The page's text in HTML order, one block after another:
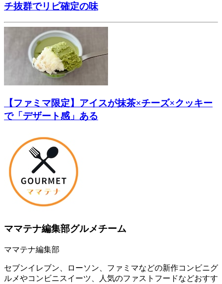
チ抜群でリピ確定の味
【ファミマ限定】アイスが抹茶×チーズ×クッキー
で「デザート感」ある
ママテナ編集部グルメチーム
ママテナ編集部
セブンイレブン、ローソン、ファミマなどの新作コンビニグ
ルメやコンビニスイーツ、人気のファストフードなどおすす